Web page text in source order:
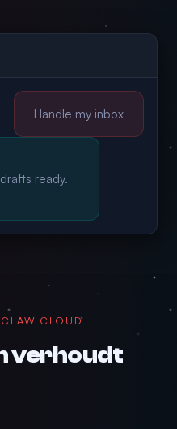
Handle my inbox
ready.
CLOUD
verhoudt